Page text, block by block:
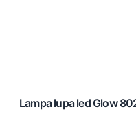
Lampa lupa led Glow